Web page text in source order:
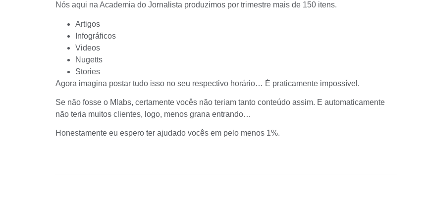
Nós aqui na Academia do Jornalista produzimos por trimestre mais de 150 itens.
Artigos
Infográficos
Videos
Nugetts
Stories
Agora imagina postar tudo isso no seu respectivo horário… É praticamente impossível.
Se não fosse o Mlabs, certamente vocês não teriam tanto conteúdo assim. E automaticamente
não teria muitos clientes, logo, menos grana entrando…
Honestamente eu espero ter ajudado vocês em pelo menos 1%.